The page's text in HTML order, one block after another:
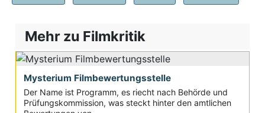
Mehr zu Filmkritik
Mysterium Filmbewertungsstelle
Der Name ist Programm, es riecht nach Behörde und
Prüfungskommission, was steckt hinter den amtlichen